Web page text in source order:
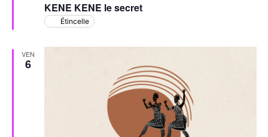
KENE KENE le secret
avant
Étincelle
VEN
6